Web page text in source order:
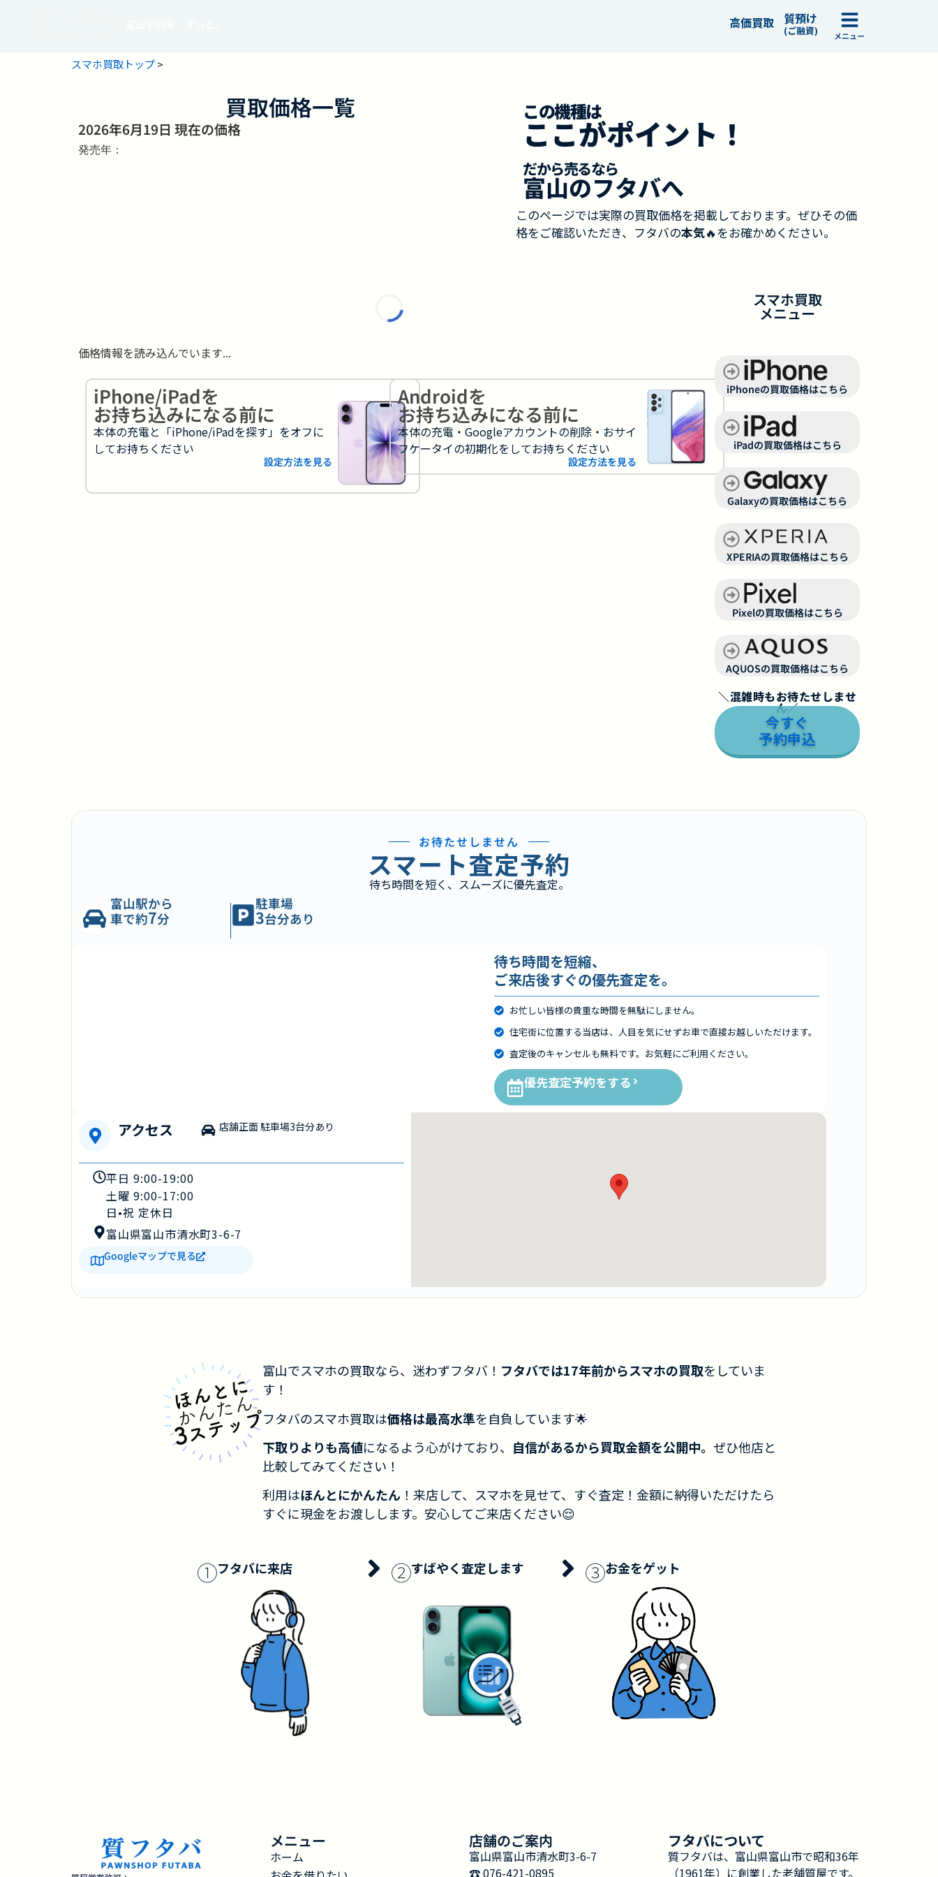
高価買取 質預け
(ご融資) メニュー
スマホ買取トップ>
買取価格一覧
2026年6月19日 現在の価格
発売年：
この機種は
ここがポイント！
だから売るなら
富山のフタバへ
このページでは実際の買取価格を掲載しております。ぜひその価
格をご確認いただき、フタバの本気🔥をお確かめください。
価格情報を読み込んでいます...
iPhone/iPadを
お持ち込みになる前に
本体の充電と「iPhone/iPadを探す」をオフに
してお持ちください
設定方法を見る
Androidを
お持ち込みになる前に
本体の充電・Googleアカウントの削除・おサイ
フケータイの初期化をしてお持ちください
設定方法を見る
スマホ買取
メニュー
iPhoneの買取価格はこちら
iPadの買取価格はこちら
Galaxyの買取価格はこちら
XPERIAの買取価格はこちら
Pixelの買取価格はこちら
AQUOSの買取価格はこちら
＼混雑時もお待たせしませ
ん／
今すぐ
予約申込
お待たせしません
スマート査定予約
待ち時間を短く、スムーズに優先査定。
富山駅から
車で約7分
駐車場
3台分あり
待ち時間を短縮、
ご来店後すぐの優先査定を。
お忙しい皆様の貴重な時間を無駄にしません。
住宅街に位置する当店は、人目を気にせずお車で直接お越しいただけます。
査定後のキャンセルも無料です。お気軽にご利用ください。
優先査定予約をする
アクセス 店舗正面 駐車場3台分あり
平日 9:00-19:00
土曜 9:00-17:00
日•祝 定休日
富山県富山市清水町3-6-7
Googleマップで見る
富山でスマホの買取なら、迷わずフタバ！ フタバでは17年前からスマホの買取をしていま
す！
フタバのスマホ買取は価格は最高水準を自負しています🌟
下取りよりも高値になるよう心がけており、 自信があるから買取金額を公開中。 ぜひ他店と
比較してみてください！
利用はほんとにかんたん ！来店して、スマホを見せて、すぐ査定！金額に納得いただけたら
すぐに現金をお渡しします。安心してご来店ください😌
①フタバに来店 ②すばやく査定します ③お金をゲット
メニュー
ホーム
店舗のご案内
富山県富山市清水町3-6-7
☎︎ 076-421-0895
フタバについて
質フタバは、富山県富山市で昭和36年
（1961年）に創業した老舗質屋です。